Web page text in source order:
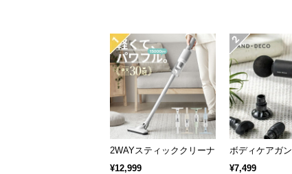
2WAYスティッククリーナー
¥12,999
ボディケアガン
¥7,499